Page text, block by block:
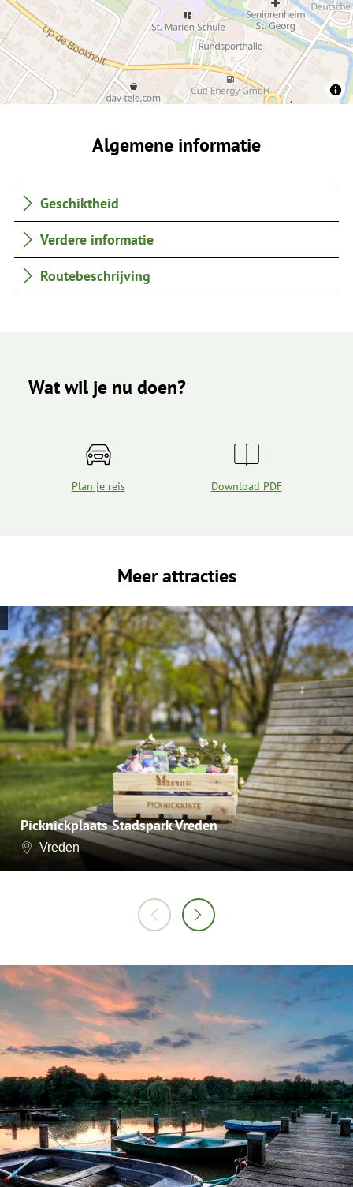
Algemene informatie
Geschiktheid
Verdere informatie
Routebeschrijving
Wat wil je nu doen?
Plan je reis Download PDF
Meer attracties
Picknickplaats Stadspark Vreden
Vreden